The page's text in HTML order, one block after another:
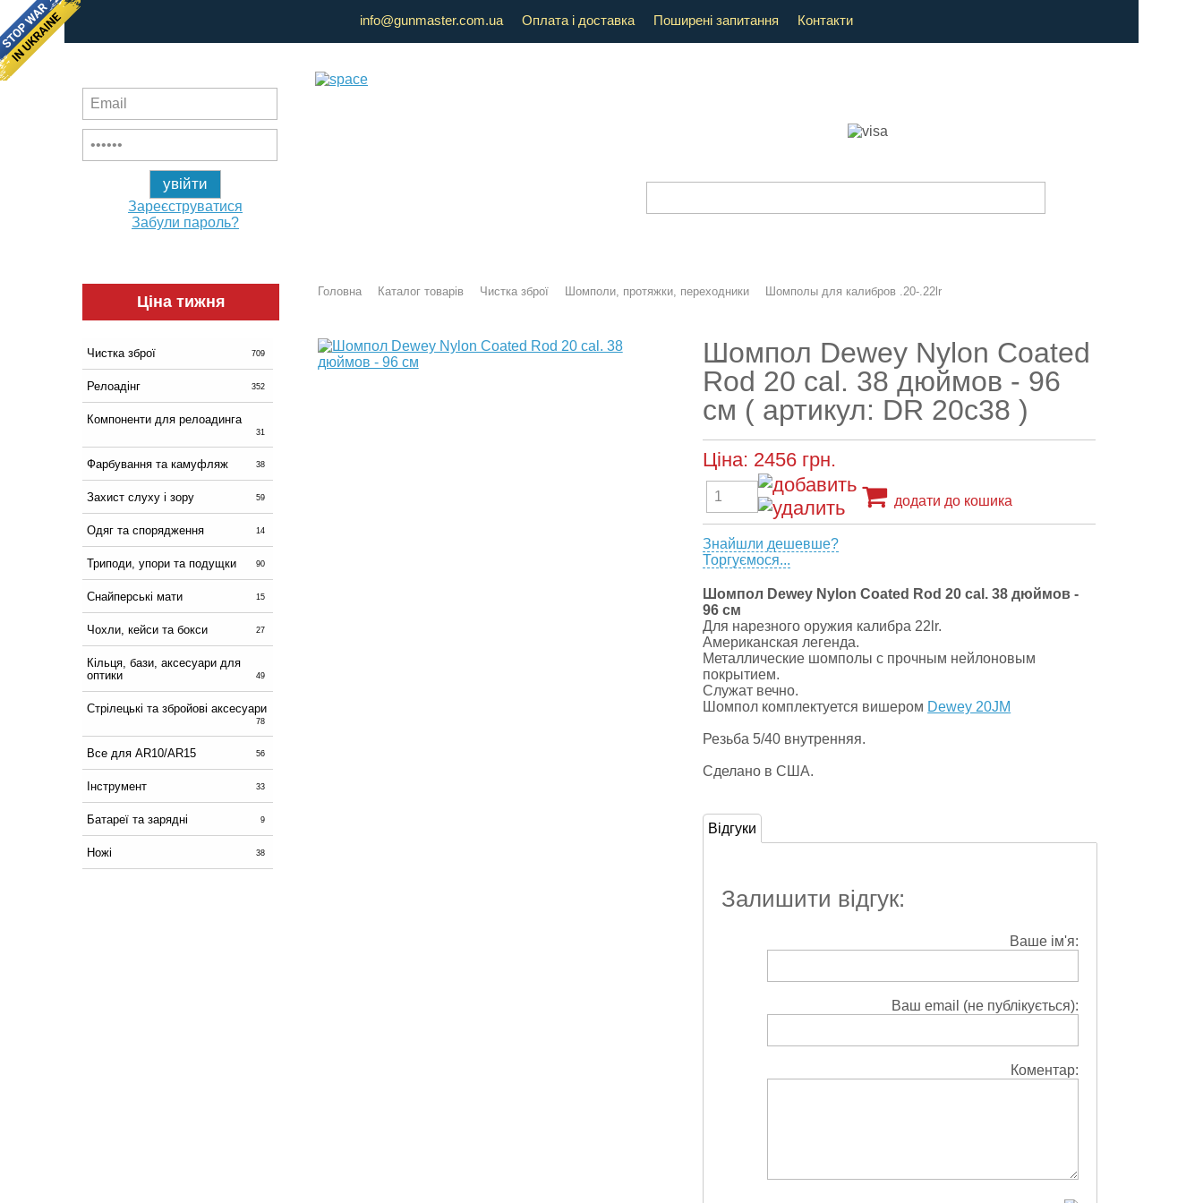
info@gunmaster.com.ua Оплата і доставка Поширені запитання Контакти
Зареєструватися
Забули пароль?
Ціна тижня
Чистка зброї 709
Релоадінг 352
Компоненти для релоадинга
31
Фарбування та камуфляж 38
Захист слуху і зору 59
Одяг та спорядження 14
Триподи, упори та подущки 90
Снайперські мати 15
Чохли, кейси та бокси 27
Кільця, бази, аксесуари для
оптики
49
Стрілецькі та збройові аксесуари
78
Все для AR10/AR15 56
Інструмент 33
Батареї та зарядні 9
Ножі 38
Головна Каталог товарів Чистка зброї Шомполи, протяжки, переходники Шомполы для калибров .20-.22lr
Шомпол Dewey Nylon Coated
Rod 20 cal. 38 дюймов - 96
см ( артикул: DR 20c38 )
Ціна: 2456 грн.
додати до кошика
Знайшли дешевше?
Торгуємося...
Шомпол Dewey Nylon Coated Rod 20 cal. 38 дюймов -
96 см
Для нарезного оружия калибра 22lr.
Американская легенда.
Металлические шомполы с прочным нейлоновым
покрытием.
Служат вечно.
Шомпол комплектуется вишером Dewey 20JM
Резьба 5/40 внутренняя.
Сделано в США.
Відгуки
Залишити відгук:
Ваше ім'я:
Ваш email (не публікується):
Коментар: